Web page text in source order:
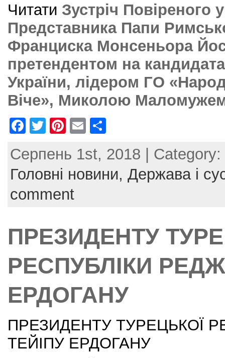
Читати Зустріч Повіреного
Представника Папи
Франциска Монсеньора
претендентом на
України, лідером ГО
Віче», Миколою
F
c
e
b
k
T
itt
er
Pi
er
e
st
E
ai
l
ar
e
Серпень 1st, 2018 | Category:
Головні новини, Держава і
comment
ПРЕЗИДЕНТУ
РЕСПУБЛІКИ
ЕРДОГАНУ
ПРЕЗИДЕНТУ ТУРЕЦЬКОЇ
ТЕЙІПУ ЕРДОГАНУ